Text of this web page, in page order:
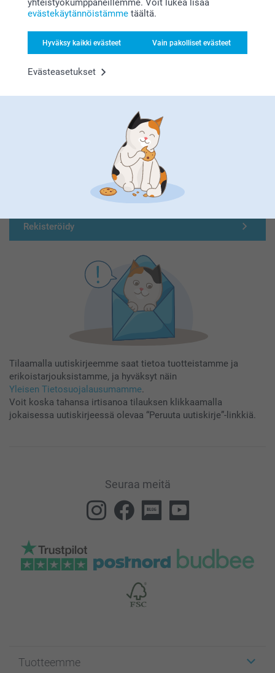
yhteistyökumppaneillemme. Voit lukea lisää
evästekäytännöistämme täältä.
Hyväksy kaikki evästeet Vain pakolliset evästeet
Evästeasetukset
Tilaa uutiskirje
Kirjoita sähköpostiosoitteesi tähän
Rekisteröidy
Tilaamalla uutiskirjeemme saat tietoa tuotteistamme ja
erikoistarjouksistamme, ja hyväksyt näin
Yleisen Tietosuojalausumamme.
Voit koska tahansa irtisanoa tilauksen klikkaamalla
jokaisessa uutiskirjeessä olevaa “Peruuta uutiskirje”-linkkiä.
Seuraa meitä
Tuotteemme